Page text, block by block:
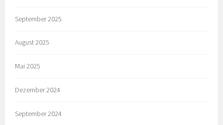
September 2025
August 2025
Mai 2025
Dezember 2024
September 2024